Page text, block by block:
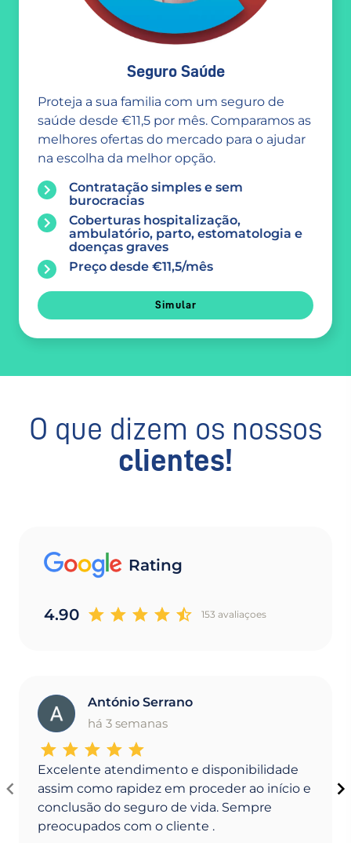
Seguro Saúde
Proteja a sua familia com um seguro de
saúde desde €11,5 por mês. Comparamos as
melhores ofertas do mercado para o ajudar
na escolha da melhor opção.
Contratação simples e sem
burocracias
Coberturas hospitalização,
ambulatório, parto, estomatologia e
doenças graves
Preço desde €11,5/mês
Simular
O que dizem os nossos
clientes!
Rating
4.90 153 avaliaçoes
A
António Serrano
há 3 semanas
Excelente atendimento e disponibilidade
assim como rapidez em proceder ao início e
conclusão do seguro de vida. Sempre
preocupados com o cliente .